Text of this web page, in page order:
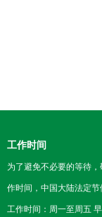
工作时间
为了避免不必要的等待
作时间，中国大陆法定节
工作时间：周一至周五